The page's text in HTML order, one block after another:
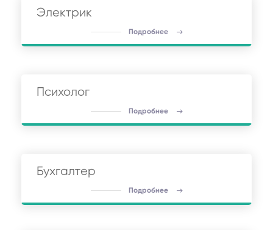
Электрик
Подробнее
Психолог
Подробнее
Бухгалтер
Подробнее